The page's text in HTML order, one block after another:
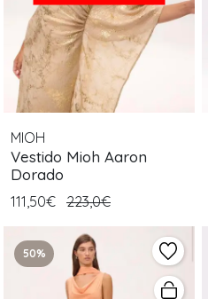
MIOH
Vestido Mioh Aaron
Dorado
111,50€ 223,0€
50%